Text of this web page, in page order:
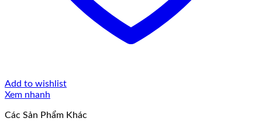
Add to wishlist
Xem nhanh
Các Sản Phẩm Khác